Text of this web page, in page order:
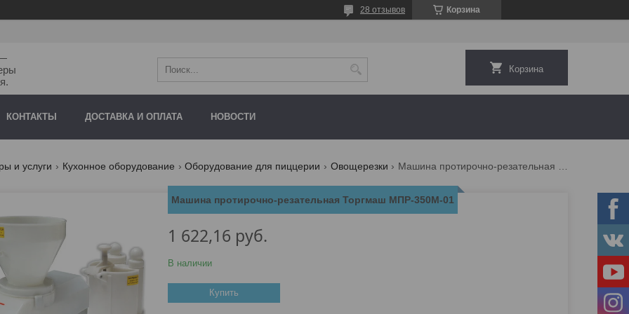
Корзина
28 отзывов
Корзина
КОНТАКТЫ ДОСТАВКА И ОПЛАТА НОВОСТИ
и услуги Кухонное оборудование Оборудование для пиццерии Овощерезки Машина протирочно-резательная торгмаш мпр-350м-01
Машина протирочно-резательная Торгмаш МПР-350М-01
1 622,16 руб.
В наличии
Купить